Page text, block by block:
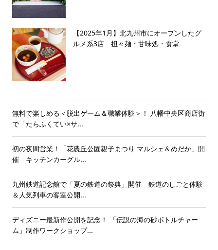
【2025年1月】北九州市にオープンしたグ
ルメ系3店 担々麺・甘味処・食堂
無料で楽しめる＜脱出ゲーム＆職業体験＞！ 八幡中央区商店街
で「たらふくてい×サ...
初の夜間営業！「花農丘公園親子まつり マルシェ＆めだか」開
催 キッチンカーグル...
九州鉄道記念館で「夏の鉄道の祭典」開催 鉄道のしごと体験
＆人気列車の客室公開...
ディズニー最新作公開を記念！ 「伝説の海の砂ボトルチャー
ム」制作ワークショップ...